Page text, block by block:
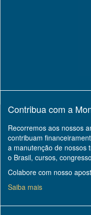
Contribua com a
Recorremos aos nossos
contribuam
a manutenção de nossos
o Brasil, cursos,
Colabore com nosso
Saiba mais